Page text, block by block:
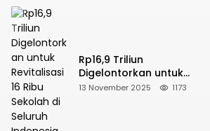
Rp16,9 Triliun
Digelontorkan untuk
Revitalisasi 16 Ribu Sekolah
13 November 2025 1173